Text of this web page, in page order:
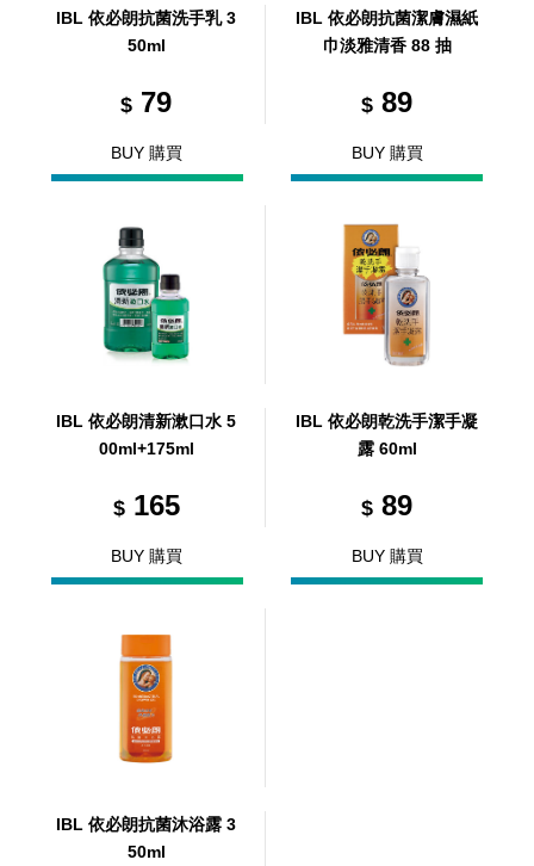
IBL 依必朗抗菌洗手乳 3
50ml
$ 79
BUY 購買
IBL 依必朗抗菌潔膚濕紙
巾淡雅清香 88 抽
$ 89
BUY 購買
IBL 依必朗清新漱口水 5
00ml+175ml
$165
BUY 購買
IBL 依必朗乾洗手潔手凝
露 60ml
$ 89
BUY 購買
IBL 依必朗抗菌沐浴露 3
50ml